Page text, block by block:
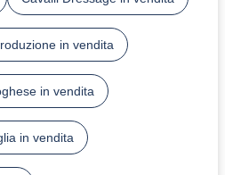
in vendita
in vendita
in vendita